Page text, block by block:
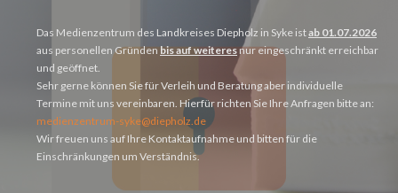
Das Medienzentrum des Landkreises Diepholz in Syke istab 01.07.2026
aus personellen Gründenbis auf weiteresnur eingeschränkt erreichbar
und geöffnet.
Sehr gerne können Sie für Verleih und Beratung aber individuelle
Termine mit uns vereinbaren. Hierfür richten Sie Ihre Anfragen bitte an:
medienzentrum-syke@diepholz.de
Wir freuen uns auf Ihre Kontaktaufnahme und bitten für die
Einschränkungen um Verständnis.